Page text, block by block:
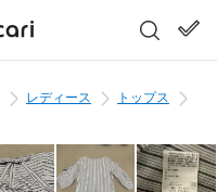
レディース
トップス